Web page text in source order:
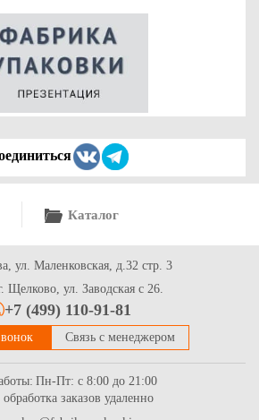
Каталог
ул. Маленковская, д.32 стр. 3
ул. Заводская с 26.
+7 (499) 110-91-81
Связь с менеджером
Пн-Пт: с 8:00 до 21:00
заказов удаленно